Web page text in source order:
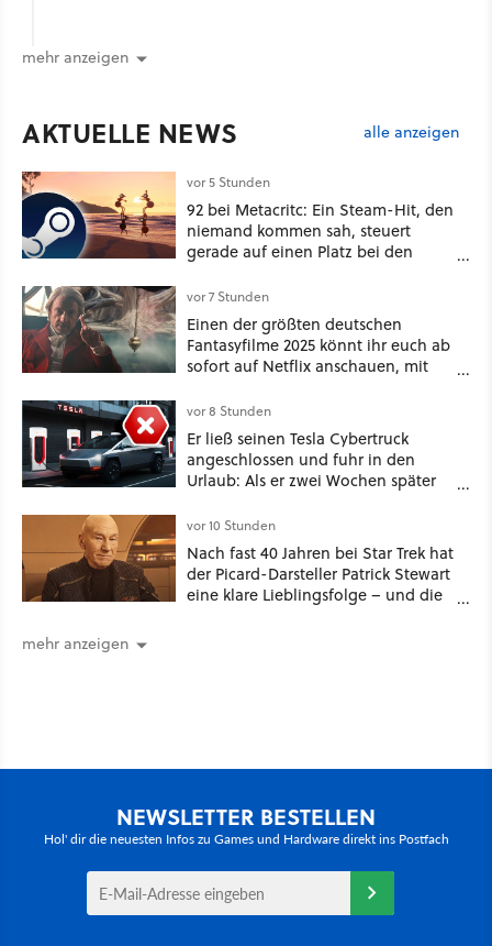
mehr anzeigen
AKTUELLE NEWS alle anzeigen
vor 5 Stunden
92 bei Metacritc: Ein Steam-Hit, den
niemand kommen sah, steuert
gerade auf einen Platz bei den
vor 7 Stunden
Einen der größten deutschen
Fantasyfilme 2025 könnt ihr euch ab
sofort auf Netflix anschauen, mit
vor 8 Stunden
Er ließ seinen Tesla Cybertruck
angeschlossen und fuhr in den
Urlaub: Als er zwei Wochen später
mehr an [Best of GameStar]
vor 10 Stunden
Nach fast 40 Jahren bei Star Trek hat
der Picard-Darsteller Patrick Stewart
eine klare Lieblingsfolge – und die
mehr anzeigen
NEWSLETTER BESTELLEN
Hol' dir die neuesten Infos zu Games und Hardware direkt ins Postfach